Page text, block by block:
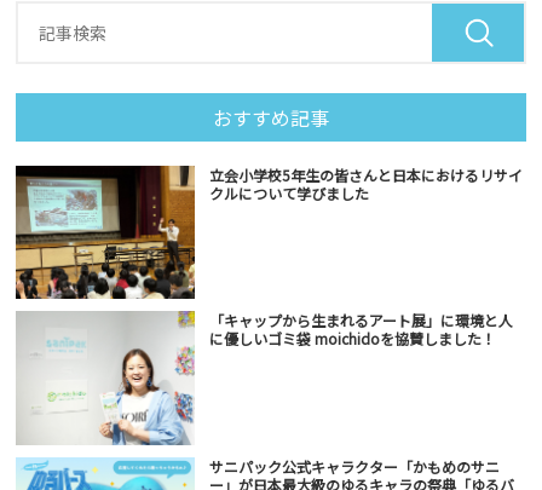
おすすめ記事
立会小学校5年生の皆さんと日本におけるリサイ
クルについて学びました
「キャップから生まれるアート展」に環境と人
に優しいゴミ袋 moichidoを協賛しました！
サニパック公式キャラクター「かもめのサニ
ー」が日本最大級のゆるキャラの祭典「ゆるバ